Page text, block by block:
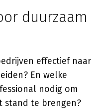
duurzaam
effectief naar
En welke
nodig om
stand te brengen?